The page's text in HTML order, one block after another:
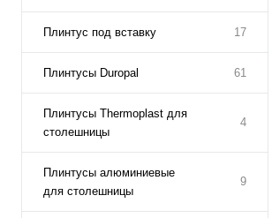
Плинтус под вставку 17
Плинтусы Duropal 61
Плинтусы Thermoplast для
столешницы
4
Плинтусы алюминиевые
для столешницы
9